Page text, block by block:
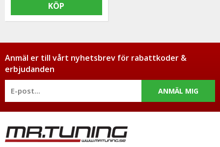
KÖP
Anmäl er till vårt nyhetsbrev för rabattkoder &
erbjudanden
ANMÄL MIG